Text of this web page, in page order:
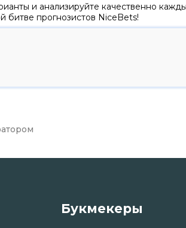
и анализируйте качественно
битве прогнозистов NiceBets!
Букмекеры